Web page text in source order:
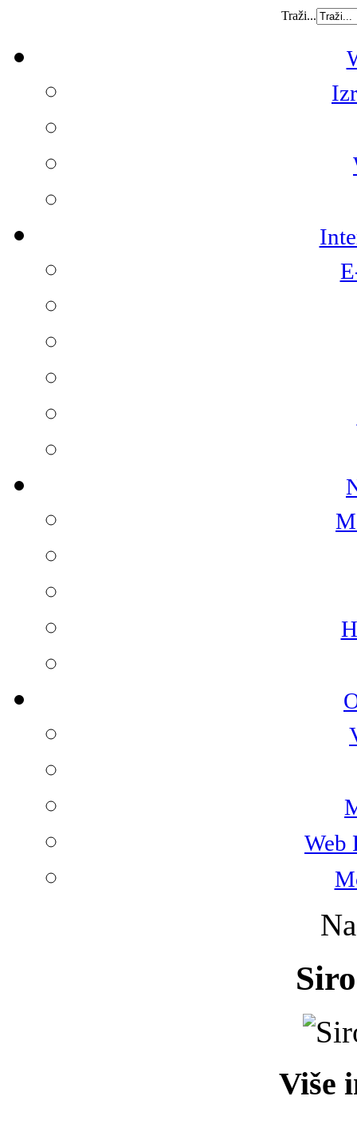
Traži...
Web
Više